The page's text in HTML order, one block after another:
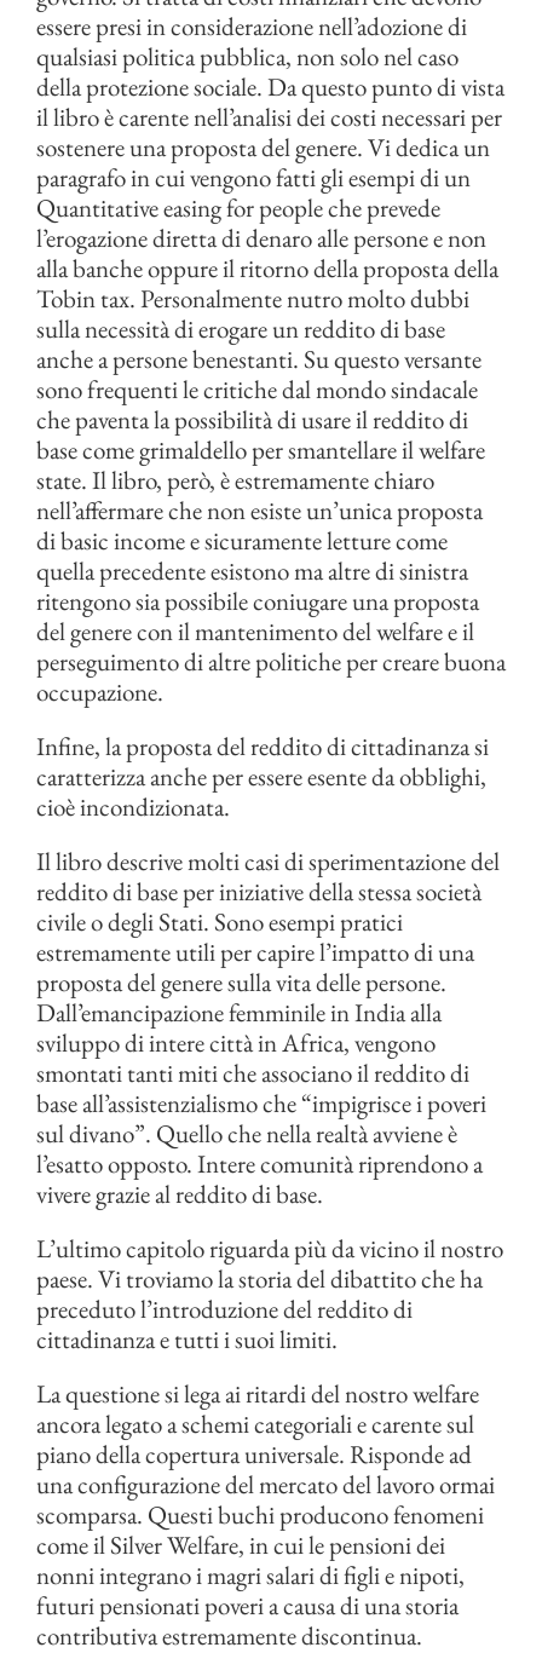
essere presi in considerazione nell’adozione di
qualsiasi politica pubblica, non solo nel caso
della protezione sociale. Da questo punto di vista
il libro è carente nell’analisi dei costi necessari per
sostenere una proposta del genere. Vi dedica un
paragrafo in cui vengono fatti gli esempi di un
Quantitative easing for people che prevede
l’erogazione diretta di denaro alle persone e non
alla banche oppure il ritorno della proposta della
Tobin tax. Personalmente nutro molto dubbi
sulla necessità di erogare un reddito di base
anche a persone benestanti. Su questo versante
sono frequenti le critiche dal mondo sindacale
che paventa la possibilità di usare il reddito di
base come grimaldello per smantellare il welfare
state. Il libro, però, è estremamente chiaro
nell’affermare che non esiste un’unica proposta
di basic income e sicuramente letture come
quella precedente esistono ma altre di sinistra
ritengono sia possibile coniugare una proposta
del genere con il mantenimento del welfare e il
perseguimento di altre politiche per creare buona
occupazione.
Infine, la proposta del reddito di cittadinanza si
caratterizza anche per essere esente da obblighi,
cioè incondizionata.
Il libro descrive molti casi di sperimentazione del
reddito di base per iniziative della stessa società
civile o degli Stati. Sono esempi pratici
estremamente utili per capire l’impatto di una
proposta del genere sulla vita delle persone.
Dall’emancipazione femminile in India alla
sviluppo di intere città in Africa, vengono
smontati tanti miti che associano il reddito di
base all’assistenzialismo che “impigrisce i poveri
sul divano”. Quello che nella realtà avviene è
l’esatto opposto. Intere comunità riprendono a
vivere grazie al reddito di base.
L’ultimo capitolo riguarda più da vicino il nostro
paese. Vi troviamo la storia del dibattito che ha
preceduto l’introduzione del reddito di
cittadinanza e tutti i suoi limiti.
La questione si lega ai ritardi del nostro welfare
ancora legato a schemi categoriali e carente sul
piano della copertura universale. Risponde ad
una configurazione del mercato del lavoro ormai
scomparsa. Questi buchi producono fenomeni
come il Silver Welfare, in cui le pensioni dei
nonni integrano i magri salari di figli e nipoti,
futuri pensionati poveri a causa di una storia
contributiva estremamente discontinua.